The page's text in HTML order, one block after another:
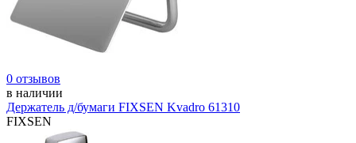
0 отзывов
в наличии
Держатель д/бумаги FIXSEN Kvadro 61310
FIXSEN